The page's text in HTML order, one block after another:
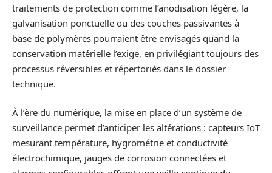
traitements de protection comme l’anodisation légère, la
galvanisation ponctuelle ou des couches passivantes à
base de polymères pourraient être envisagés quand la
conservation matérielle l’exige, en privilégiant toujours des
processus réversibles et répertoriés dans le dossier
technique.
À l’ère du numérique, la mise en place d’un système de
surveillance permet d’anticiper les altérations : capteurs IoT
mesurant température, hygrométrie et conductivité
électrochimique, jauges de corrosion connectées et